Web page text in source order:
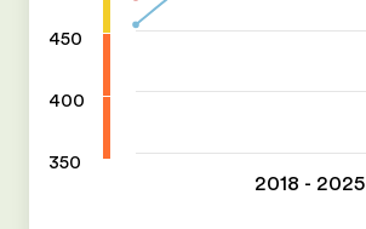
450
400
350
2018 - 2025